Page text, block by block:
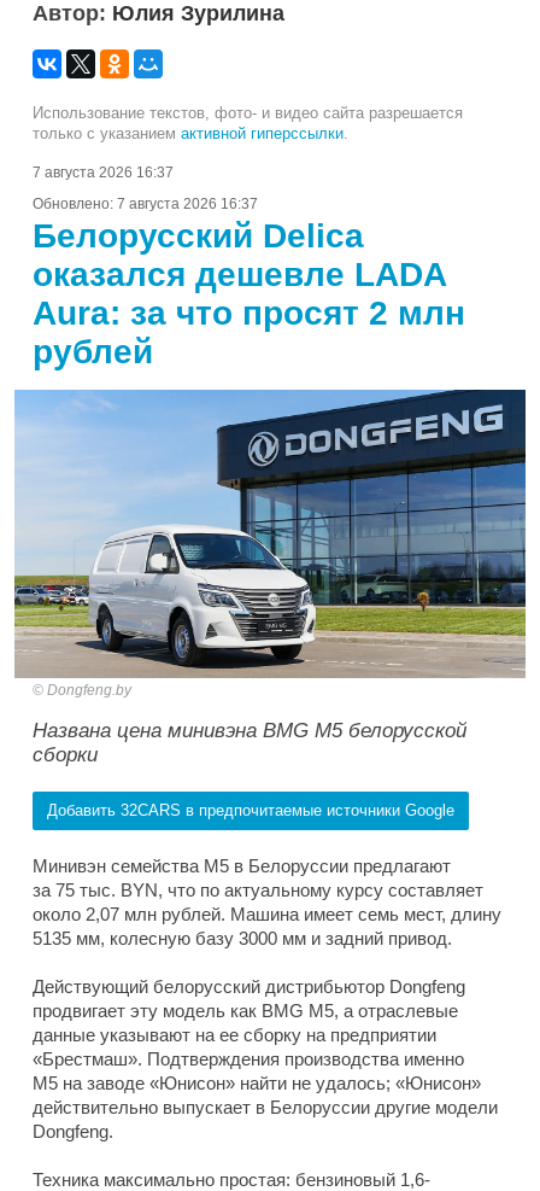
Автор: Юлия Зурилина
Использование текстов, фото- и видео сайта разрешается
только с указанием активной гиперссылки.
7 августа 2026 16:37
Обновлено: 7 августа 2026 16:37
Белорусский Delica
оказался дешевле LADA
Aura: за что просят 2 млн
рублей
Dongfeng.by
Названа цена минивэна BMG M5 белорусской
сборки
Добавить 32CARS в предпочитаемые источники Google
Минивэн семейства M5 в Белоруссии предлагают
за 75 тыс. BYN, что по актуальному курсу составляет
около 2,07 млн рублей. Машина имеет семь мест, длину
5135 мм, колесную базу 3000 мм и задний привод.
Действующий белорусский дистрибьютор Dongfeng
продвигает эту модель как BMG M5, а отраслевые
данные указывают на ее сборку на предприятии
«Брестмаш». Подтверждения производства именно
M5 на заводе «Юнисон» найти не удалось; «Юнисон»
действительно выпускает в Белоруссии другие модели
Dongfeng.
Техника максимально простая: бензиновый 1,6-